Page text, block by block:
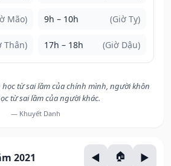
Mão) 9h – 10h (Giờ Tỵ)
Thân) 17h – 18h (Giờ Dậu)
từ sai lầm của chính mình, người khôn
từ sai lầm của người khác.
— Khuyết Danh
2021